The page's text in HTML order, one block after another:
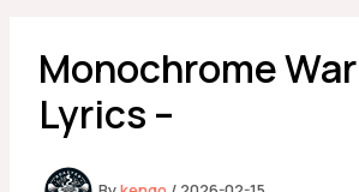
Monochrome
Lyrics –